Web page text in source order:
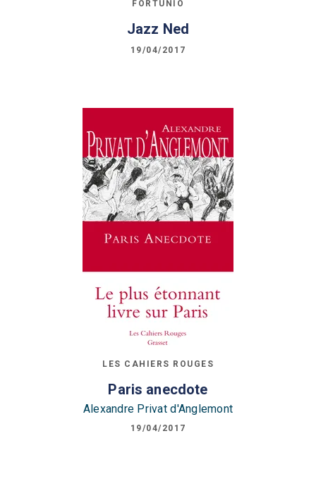
FORTUNIO
Jazz Ned
19/04/2017
LES CAHIERS ROUGES
Paris anecdote
Alexandre Privat d'Anglemont
19/04/2017